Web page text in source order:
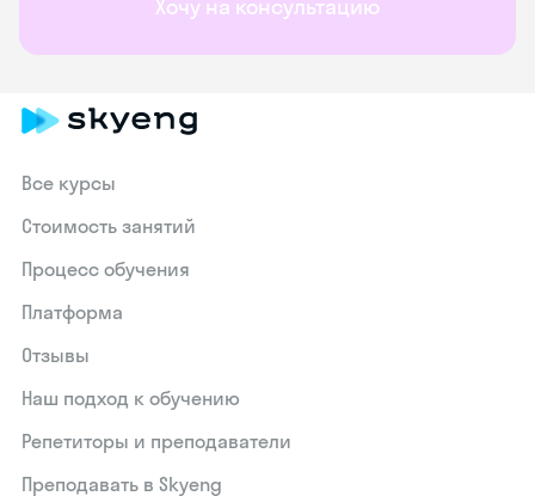
Хочу на консультацию
Все курсы
Стоимость занятий
Процесс обучения
Платформа
Отзывы
Наш подход к обучению
Репетиторы и преподаватели
Преподавать в Skyeng